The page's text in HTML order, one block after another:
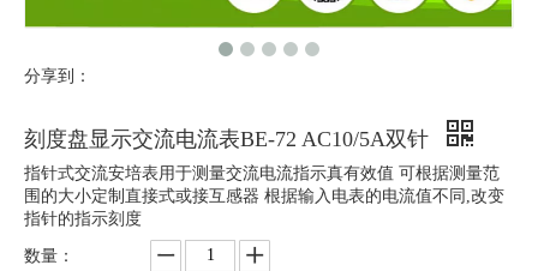
分享到：
刻度盘显示交流电流表BE-72 AC10/5A双针
指针式交流安培表用于测量交流电流指示真有效值 可根据测量范
围的大小定制直接式或接互感器 根据输入电表的电流值不同,改变
指针的指示刻度
数量：